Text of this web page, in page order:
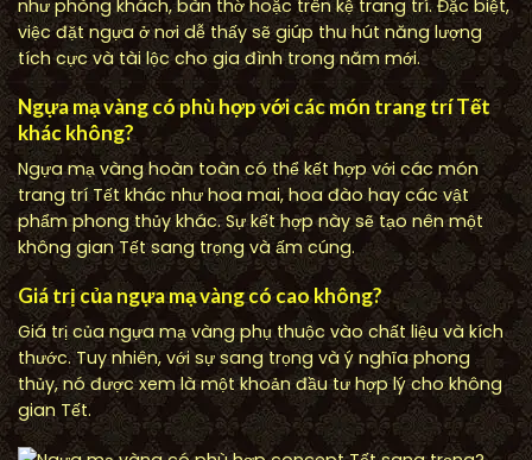
như phòng khách, bàn thờ hoặc trên kệ trang trí. Đặc biệt,
việc đặt ngựa ở nơi dễ thấy sẽ giúp thu hút năng lượng
tích cực và tài lộc cho gia đình trong năm mới.
Ngựa mạ vàng có phù hợp với các món trang trí Tết
khác không?
Ngựa mạ vàng hoàn toàn có thể kết hợp với các món
trang trí Tết khác như hoa mai, hoa đào hay các vật
phẩm phong thủy khác. Sự kết hợp này sẽ tạo nên một
không gian Tết sang trọng và ấm cúng.
Giá trị của ngựa mạ vàng có cao không?
Giá trị của ngựa mạ vàng phụ thuộc vào chất liệu và kích
thước. Tuy nhiên, với sự sang trọng và ý nghĩa phong
thủy, nó được xem là một khoản đầu tư hợp lý cho không
gian Tết.